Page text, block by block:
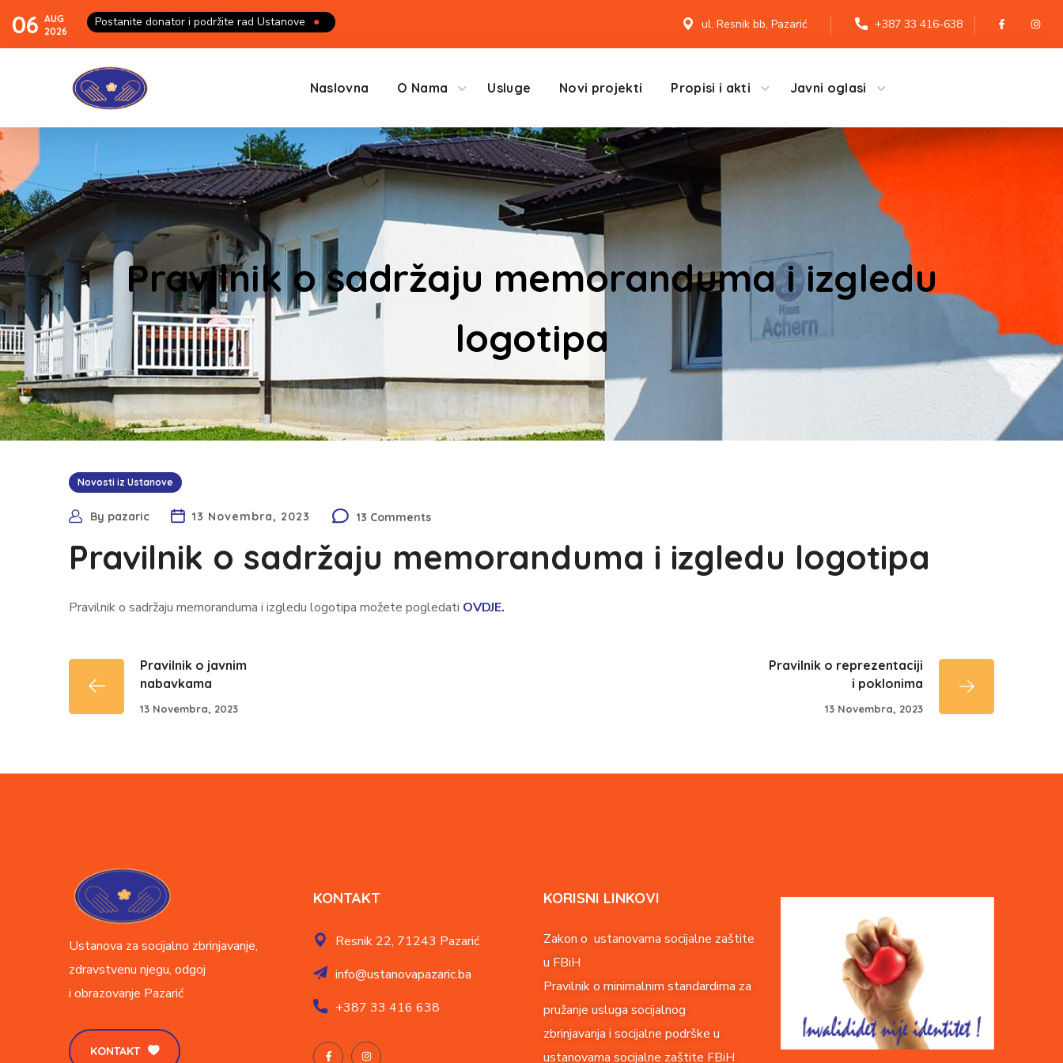
06 AUG
2026
Postanite donator i podržite rad Ustanove ● ul. Resnik bb, Pazarić +387 33 416-638
Naslovna O Nama Usluge Novi projekti Propisi i akti Javni oglasi
Pravilnik o sadržaju memoranduma i izgledu
logotipa
Novosti iz Ustanove
By pazaric 13 Novembra, 2023 13 Comments
Pravilnik o sadržaju memoranduma i izgledu logotipa
Pravilnik o sadržaju memoranduma i izgledu logotipa možete pogledati OVDJE.
Pravilnik o javnim
nabavkama
13 Novembra, 2023
Pravilnik o reprezentaciji
i poklonima
13 Novembra, 2023
Ustanova za socijalno zbrinjavanje,
zdravstvenu njegu, odgoj
i obrazovanje Pazarić
KONTAKT
KONTAKT
Resnik 22, 71243 Pazarić
info@ustanovapazaric.ba
+387 33 416 638
KORISNI LINKOVI
Zakon o ustanovama socijalne zaštite
u FBiH
Pravilnik o minimalnim standardima za
pružanje usluga socijalnog
zbrinjavanja i socijalne podrške u
ustanovama socijalne zaštite FBiH